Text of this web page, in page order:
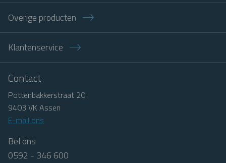
Overige producten
Klantenservice
Contact
Pottenbakkerstraat 20
9403 VK Assen
E-mail ons
Bel ons
0592 - 346 600